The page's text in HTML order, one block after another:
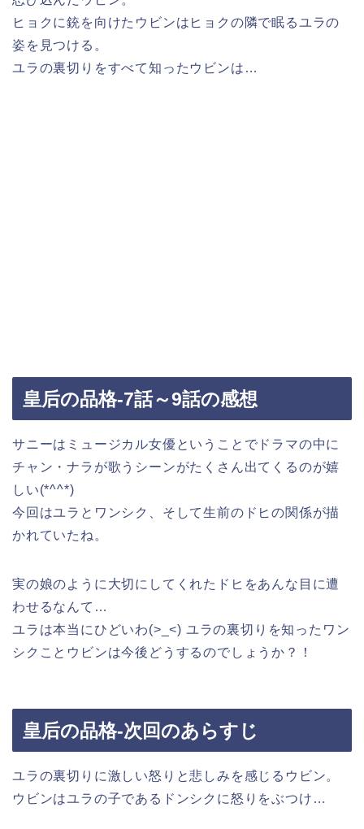
ヒョクに銃を向けたウビンはヒョクの隣で眠るユラの
姿を見つける。
ユラの裏切りをすべて知ったウビンは…
皇后の品格-7話～9話の感想
サニーはミュージカル女優ということでドラマの中に
チャン・ナラが歌うシーンがたくさん出てくるのが嬉
しい(*^^*)
今回はユラとワンシク、そして生前のドヒの関係が描
かれていたね。
実の娘のように大切にしてくれたドヒをあんな目に遭
わせるなんて…
ユラは本当にひどいわ(>_<) ユラの裏切りを知ったワン
シクことウビンは今後どうするのでしょうか？！
皇后の品格-次回のあらすじ
ユラの裏切りに激しい怒りと悲しみを感じるウビン。
ウビンはユラの子であるドンシクに怒りをぶつけ…